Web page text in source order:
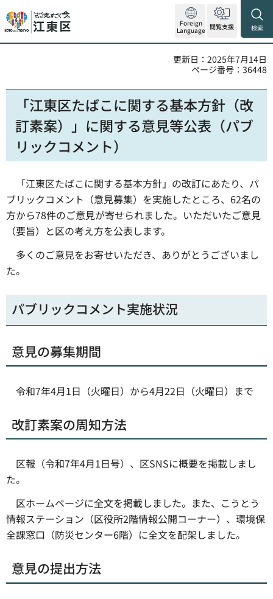
Foreign
Language 閲覧支援 検索
更新日：2025年7月14日
ページ番号：36448
「江東区たばこに関する基本方針（改
訂素案）」に関する意見等公表（パブ
リックコメント）
「江東区たばこに関する基本方針」の改訂にあたり、パ
ブリックコメント（意見募集）を実施したところ、62名の
方から78件のご意見が寄せられました。いただいたご意見
（要旨）と区の考え方を公表します。
多くのご意見をお寄せいただき、ありがとうございまし
た。
パブリックコメント実施状況
意見の募集期間
令和7年4月1日（火曜日）から4月22日（火曜日）まで
改訂素案の周知方法
区報（令和7年4月1日号）、区SNSに概要を掲載しまし
た。
区ホームページに全文を掲載しました。また、こうとう
情報ステーション（区役所2階情報公開コーナー）、環境保
全課窓口（防災センター6階）に全文を配架しました。
意見の提出方法